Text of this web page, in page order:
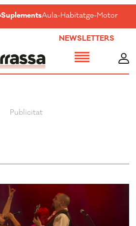
SuplementsAula-Habitatge-Motor-
NEWSLETTERS